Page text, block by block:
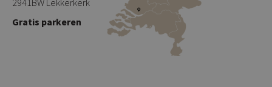
2941BW Lekkerkerk
Gratis parkeren